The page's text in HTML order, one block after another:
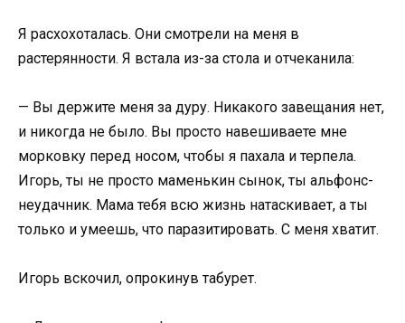
Я расхохоталась. Они смотрели на меня в
растерянности. Я встала из-за стола и отчеканила:
— Вы держите меня за дуру. Никакого завещания нет,
и никогда не было. Вы просто навешиваете мне
морковку перед носом, чтобы я пахала и терпела.
Игорь, ты не просто маменькин сынок, ты альфонс-
неудачник. Мама тебя всю жизнь натаскивает, а ты
только и умеешь, что паразитировать. С меня хватит.
Игорь вскочил, опрокинув табурет.